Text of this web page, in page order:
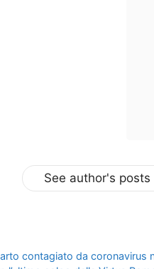
See author's posts
contagiato da coronavirus